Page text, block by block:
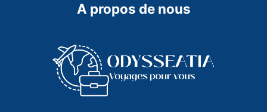
A propos de nous